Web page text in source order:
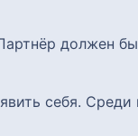
должен
себя. Среди